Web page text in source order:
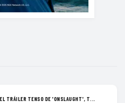
TRÁILER TENSO DE 'ONSLAUGHT', T...